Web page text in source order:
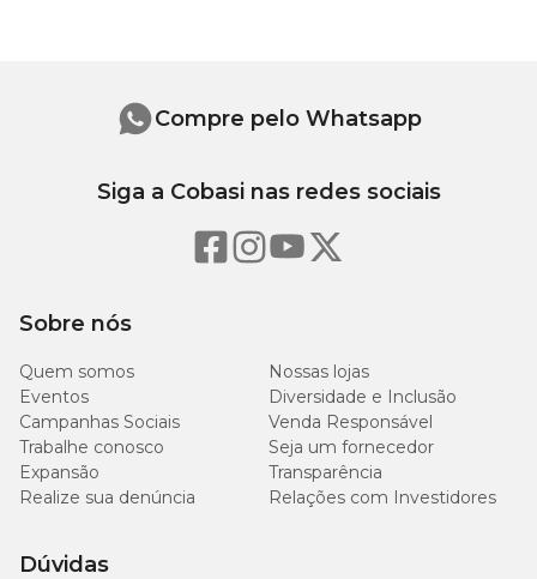
Ração Premier ambientes internos - níveis de garantia
Umidade (máx.) 10,00% 100g/kg
Proteína Bruta (mín.) 28,0%
Extrato Etéreo (mín.)
Matéria Mineral (máx.) 7,00%
Matéria Fibrosa (máx.) 3,00% 30g/kg
Cálcio (máx.) 1,40% 14g/kg
Cálcio (mín.)
Sobre nós
Quem somos
Nossas lojas
Eventos
Diversidade e Inclusão
Campanhas Sociais
Venda Responsável
Trabalhe conosco
Seja um fornecedor
Expansão
Transparência
Realize sua denúncia
Relações com Investidores
Dúvidas
Compre pelo Whatsapp
Siga a Cobasi nas redes sociais